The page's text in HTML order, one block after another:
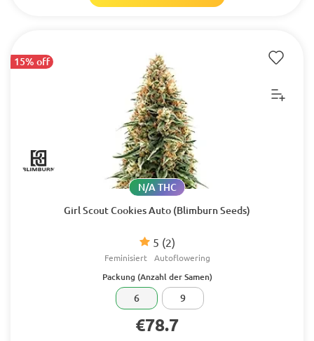
15% off
Girl Scout Cookies Auto (Blimburn Seeds)
5 (2)
N/A THC
Feminisiert Autoflowering
Packung (Anzahl der Samen)
6 9
€78.7